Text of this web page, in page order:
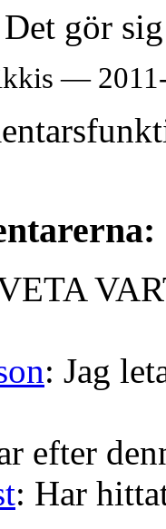
Det gör
—
: Jag
efter
: Har